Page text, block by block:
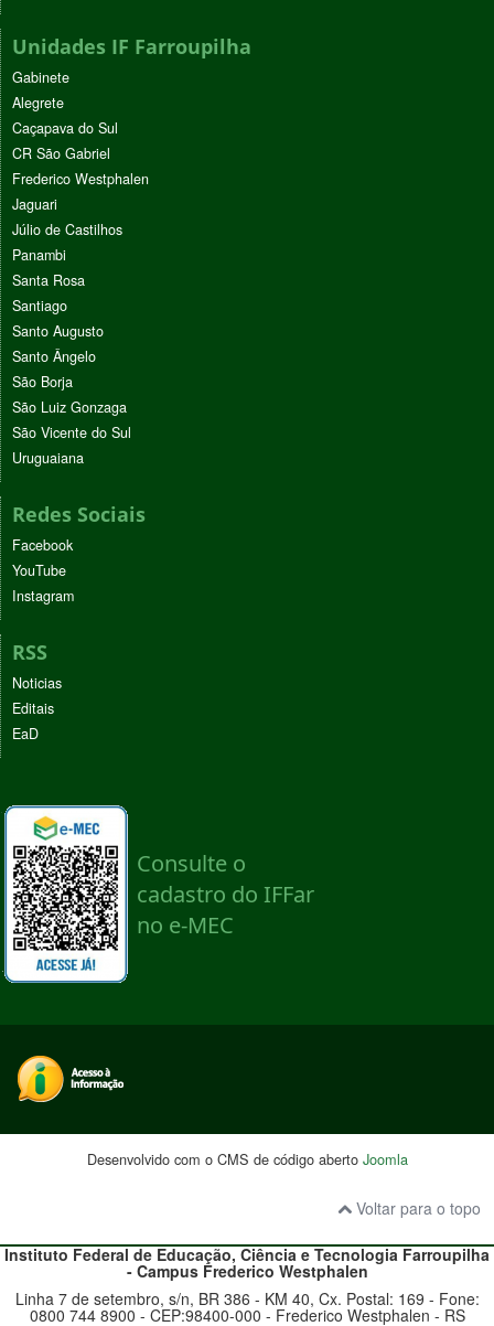
Unidades IF Farroupilha
Gabinete
Alegrete
Caçapava do Sul
CR São Gabriel
Frederico Westphalen
Jaguari
Júlio de Castilhos
Panambi
Santa Rosa
Santiago
Santo Augusto
Santo Ângelo
São Borja
São Luiz Gonzaga
São Vicente do Sul
Uruguaiana
Redes Sociais
Facebook
YouTube
Instagram
RSS
Noticias
Editais
EaD
Desenvolvido com o CMS de código aberto Joomla
Voltar para o topo
Instituto Federal de Educação, Ciência e TecnologiaFarroupilha
- Campus Frederico Westphalen
Linha 7 de setembro, s/n, BR 386 - KM 40, Cx. Postal: 169 - Fone:
0800 744 8900 - CEP:98400-000 - Frederico Westphalen - RS